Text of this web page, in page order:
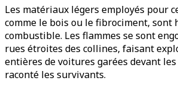
Les matériaux légers employés pour
comme le bois ou le fibrociment, sont
combustible. Les flammes se sont
rues étroites des collines, faisant
entières de voitures garées devant
raconté les survivants.